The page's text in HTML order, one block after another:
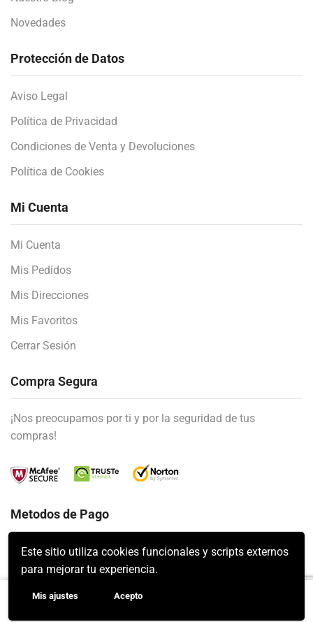
Este sitio utiliza cookies funcionales y scripts externos
para mejorar tu experiencia.
Mis ajustes Acepto
Novedades
Protección de Datos
Aviso Legal
Política de Privacidad
Condiciones de Venta y Devoluciones
Política de Cookies
Mi Cuenta
Mi Cuenta
Mis Pedidos
Mis Direcciones
Mis Favoritos
Cerrar Sesión
Compra Segura
¡Nos preocupamos por ti y por la seguridad de tus
compras!
Metodos de Pago